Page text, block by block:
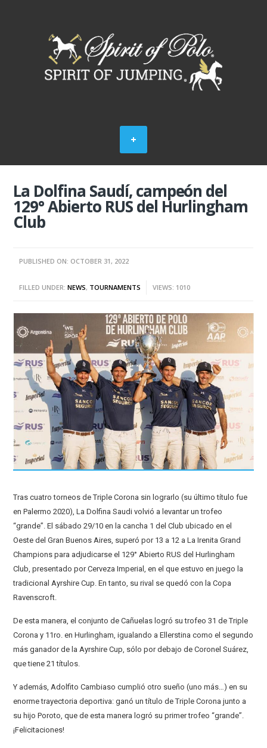
La Dolfina Saudí, campeón del
129° Abierto RUS del Hurlingham
Club
PUBLISHED ON: OCTOBER 31, 2022
FILLED UNDER:NEWS, TOURNAMENTS VIEWS: 1010
Tras cuatro torneos de Triple Corona sin lograrlo (su último título fue
en Palermo 2020), La Dolfina Saudi volvió a levantar un trofeo
“grande”. El sábado 29/10 en la cancha 1 del Club ubicado en el
Oeste del Gran Buenos Aires, superó por 13 a 12 a La Irenita Grand
Champions para adjudicarse el 129° Abierto RUS del Hurlingham
Club, presentado por Cerveza Imperial, en el que estuvo en juego la
tradicional Ayrshire Cup. En tanto, su rival se quedó con la Copa
Ravenscroft.
De esta manera, el conjunto de Cañuelas logró su trofeo 31 de Triple
Corona y 11ro. en Hurlingham, igualando a Ellerstina como el segundo
más ganador de la Ayrshire Cup, sólo por debajo de Coronel Suárez,
que tiene 21 títulos.
Y además, Adolfito Cambiaso cumplió otro sueño (uno más…) en su
enorme trayectoria deportiva: ganó un título de Triple Corona junto a
su hijo Poroto, que de esta manera logró su primer trofeo “grande”.
¡Felicitaciones!